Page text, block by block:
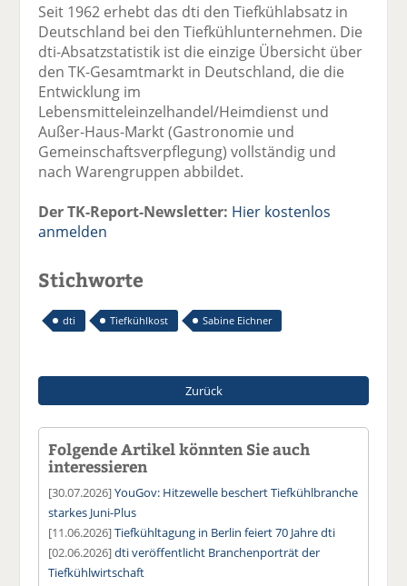
Seit 1962 erhebt das dti den Tiefkühlabsatz in
Deutschland bei den Tiefkühlunternehmen. Die
dti-Absatzstatistik ist die einzige Übersicht über
den TK-Gesamtmarkt in Deutschland, die die
Entwicklung im
Lebensmitteleinzelhandel/Heimdienst und
Außer-Haus-Markt (Gastronomie und
Gemeinschaftsverpflegung) vollständig und
nach Warengruppen abbildet.
Der TK-Report-Newsletter: Hier kostenlos
anmelden
Stichworte
dti Tiefkühlkost Sabine Eichner
Zurück
Folgende Artikel könnten Sie auch
interessieren
[30.07.2026]YouGov: Hitzewelle beschert Tiefkühlbranche
starkes Juni-Plus
[11.06.2026]Tiefkühltagung in Berlin feiert 70 Jahre dti
[02.06.2026]dti veröffentlicht Branchenporträt der
Tiefkühlwirtschaft